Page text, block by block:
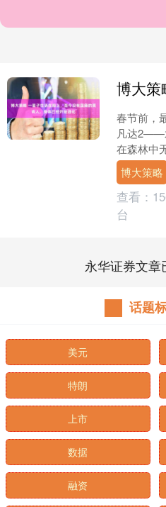
春节前，
凡达2——
在森林中
不得不辞
洋部落避
博大策略
查看：
台
永华证券文章
话题
美元
特朗
上市
数据
融资